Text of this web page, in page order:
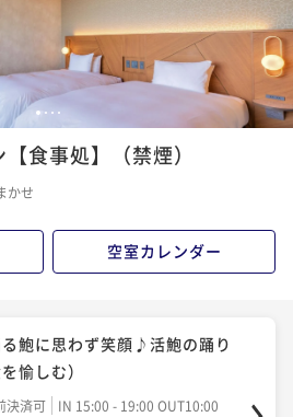
¥48,400~
2名 ¥ 45,980 ~
盛「黒船」1人1台付き♪季節の
たい方へ）
¥52,800~
2名 ¥ 50,160 ~
きな貴方へ♪『お肉たっぷりプ
べよ〜☆
決済可
IN 15:00 - 19:00 OUT10:00
1 2 3 4
食事処】（禁煙）
かせ
空室カレンダー
る鮑に思わず笑顔♪活鮑の踊り
愉しむ）
決済可
IN 15:00 - 19:00 OUT10:00